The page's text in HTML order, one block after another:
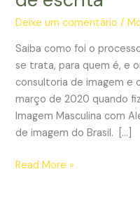
Deixe um comentário /
Saiba como foi o
se trata, para quem é, e
consultoria de imagem e
março de 2020 quando
Imagem Masculina com
de imagem do Brasil. […]
Meu
Read More »